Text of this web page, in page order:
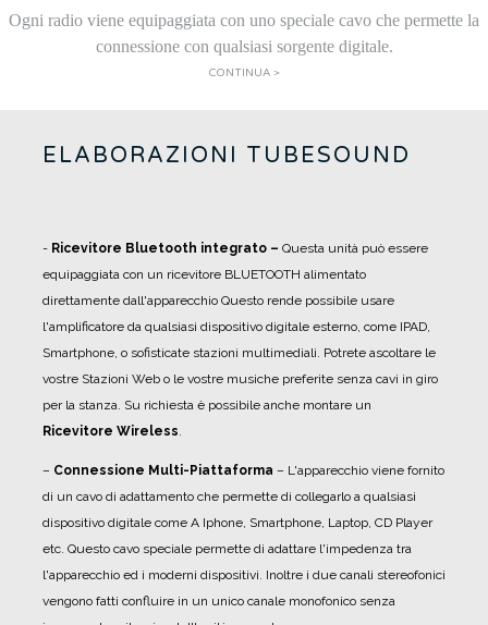
Ogni radio viene equipaggiata con uno speciale cavo che permette la
connessione con qualsiasi sorgente digitale.
CONTINUA >
ELABORAZIONI TUBESOUND
- Ricevitore Bluetooth integrato – Questa unità può essere
equipaggiata con un ricevitore BLUETOOTH alimentato
direttamente dall'apparecchio Questo rende possibile usare
l'amplificatore da qualsiasi dispositivo digitale esterno, come IPAD,
Smartphone, o sofisticate stazioni multimediali. Potrete ascoltare le
vostre Stazioni Web o le vostre musiche preferite senza cavi in giro
per la stanza. Su richiesta è possibile anche montare un
Ricevitore Wireless.
– Connessione Multi-Piattaforma – L'apparecchio viene fornito
di un cavo di adattamento che permette di collegarlo a qualsiasi
dispositivo digitale come A Iphone, Smartphone, Laptop, CD Player
etc. Questo cavo speciale permette di adattare l'impedenza tra
l'apparecchio ed i moderni dispositivi. Inoltre i due canali stereofonici
vengono fatti confluire in un unico canale monofonico senza